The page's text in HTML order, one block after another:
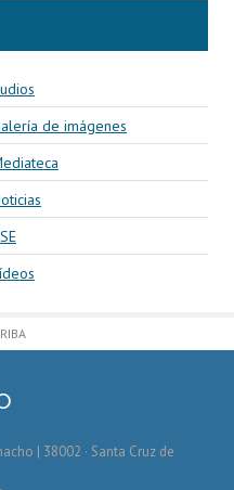
de imágenes
| 38002 · Santa Cruz de